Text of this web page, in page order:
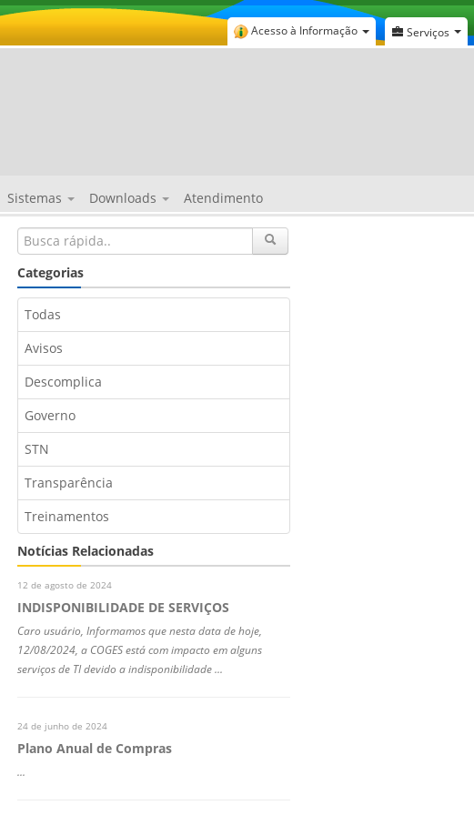
Serviços
Acesso à Informação
Sistemas Downloads Atendimento
Categorias
Todas
Avisos
Descomplica
Governo
STN
Transparência
Treinamentos
Notícias Relacionadas
12 de agosto de 2024
INDISPONIBILIDADE DE SERVIÇOS
Caro usuário, Informamos que nesta data de hoje,
12/08/2024, a COGES está com impacto em alguns
serviços de TI devido a indisponibilidade ...
24 de junho de 2024
Plano Anual de Compras
...